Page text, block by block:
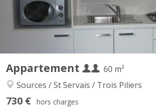
Appartement
60 m²
Sources / St Servais / Trois Piliers
730 € hors charges